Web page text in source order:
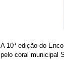
A 10ª edição do
pelo coral municipal